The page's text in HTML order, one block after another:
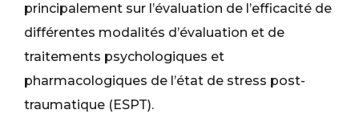
principalement sur l’évaluation de l’efficacité de
différentes modalités d’évaluation et de
traitements psychologiques et
pharmacologiques de l’état de stress post-
traumatique (ESPT).